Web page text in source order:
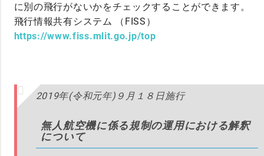
に別の飛行がないかをチェックすることができます。
飛行情報共有システム （FISS）
https://www.fiss.mlit.go.jp/top
2019年(令和元年)９月１８日施行
無人航空機に係る規制の運用における解釈
について